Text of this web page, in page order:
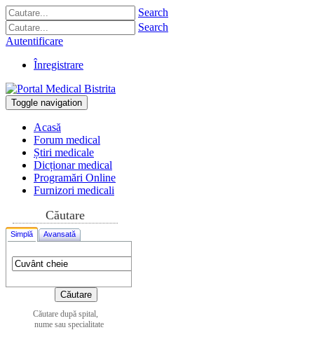
Search
Search
Autentificare
Înregistrare
Toggle navigation
Acasă
Forum medical
Știri medicale
Dicționar medical
Programări Online
Furnizori medicali
Căutare
Simplă Avansată
Căutare după spital,
nume sau specialitate